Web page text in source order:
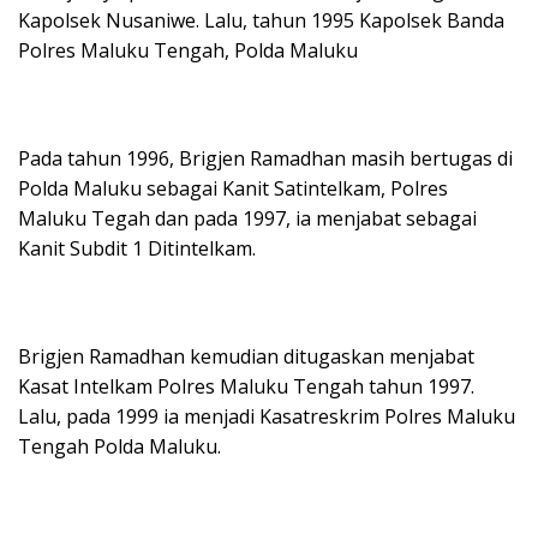
Kapolsek Nusaniwe. Lalu, tahun 1995 Kapolsek Banda
Polres Maluku Tengah, Polda Maluku
Pada tahun 1996, Brigjen Ramadhan masih bertugas di
Polda Maluku sebagai Kanit Satintelkam, Polres
Maluku Tegah dan pada 1997, ia menjabat sebagai
Kanit Subdit 1 Ditintelkam.
Brigjen Ramadhan kemudian ditugaskan menjabat
Kasat Intelkam Polres Maluku Tengah tahun 1997.
Lalu, pada 1999 ia menjadi Kasatreskrim Polres Maluku
Tengah Polda Maluku.